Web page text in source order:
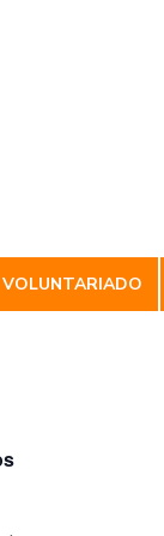
VOLUNTARIADO